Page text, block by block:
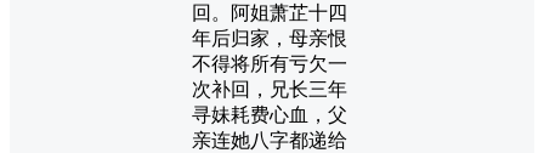
回。阿姐萧芷十四
年后归家，母亲恨
不得将所有亏欠一
次补回，兄长三年
寻妹耗费心血，父
亲连她八字都递给